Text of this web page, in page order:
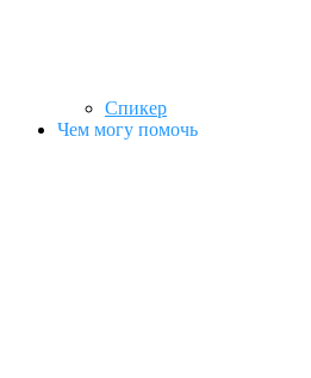
Спикер
Чем могу помочь